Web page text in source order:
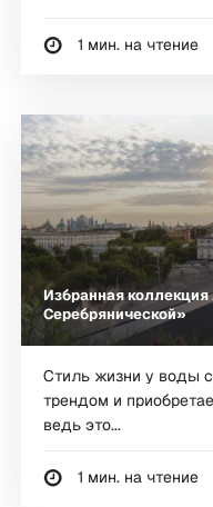
1 мин. на чтение
Избранная
Серебрянической»
Стиль жизни у воды
трендом и
ведь это...
1 мин. на чтение